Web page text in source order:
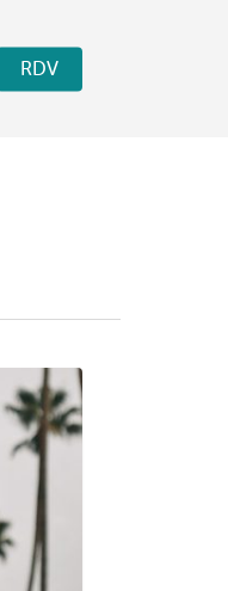
RDV